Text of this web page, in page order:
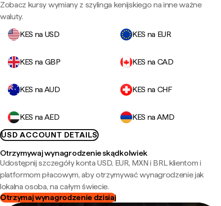
Zobacz kursy wymiany z szylinga kenijskiego na inne ważne
waluty.
KES na USD
KES na EUR
KES na GBP KES na CAD
KES na AUD KES na CHF
KES na AED
KES na AMD
USD ACCOUNT DETAILS
Otrzymywaj wynagrodzenie skądkolwiek
Udostępnij szczegóły konta USD, EUR, MXN i BRL klientom i
platformom płacowym, aby otrzymywać wynagrodzenie jak
lokalna osoba, na całym świecie.
Otrzymaj wynagrodzenie dzisiaj